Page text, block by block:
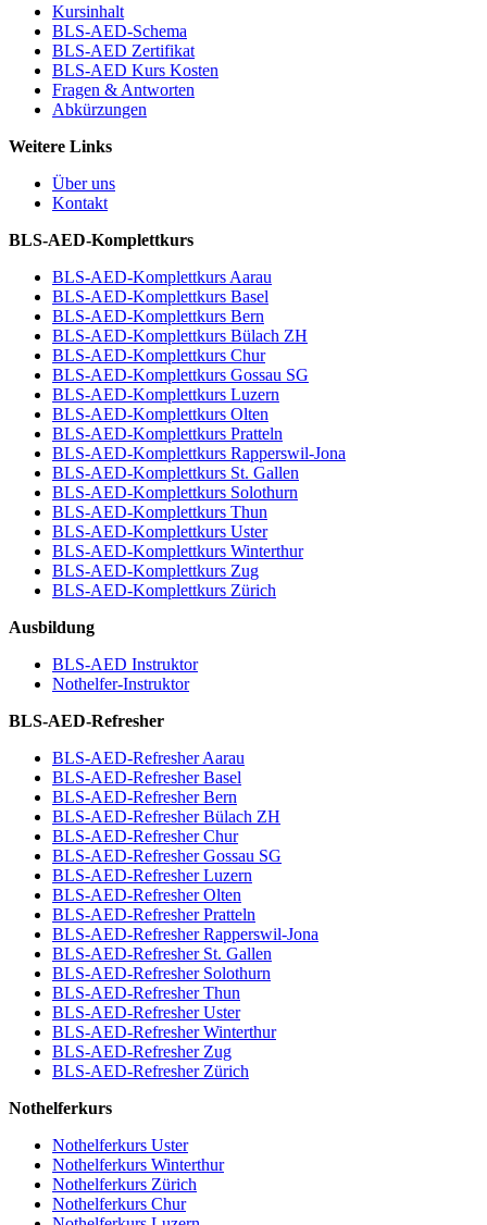
Kursinhalt
BLS-AED-Schema
BLS-AED Zertifikat
BLS-AED Kurs Kosten
Fragen & Antworten
Abkürzungen
Weitere Links
Über uns
Kontakt
BLS-AED-Komplettkurs
BLS-AED-Komplettkurs Aarau
BLS-AED-Komplettkurs Basel
BLS-AED-Komplettkurs Bern
BLS-AED-Komplettkurs Bülach ZH
BLS-AED-Komplettkurs Chur
BLS-AED-Komplettkurs Gossau SG
BLS-AED-Komplettkurs Luzern
BLS-AED-Komplettkurs Olten
BLS-AED-Komplettkurs Pratteln
BLS-AED-Komplettkurs Rapperswil-Jona
BLS-AED-Komplettkurs St. Gallen
BLS-AED-Komplettkurs Solothurn
BLS-AED-Komplettkurs Thun
BLS-AED-Komplettkurs Uster
BLS-AED-Komplettkurs Winterthur
BLS-AED-Komplettkurs Zug
BLS-AED-Komplettkurs Zürich
Ausbildung
BLS-AED Instruktor
Nothelfer-Instruktor
BLS-AED-Refresher
BLS-AED-Refresher Aarau
BLS-AED-Refresher Basel
BLS-AED-Refresher Bern
BLS-AED-Refresher Bülach ZH
BLS-AED-Refresher Chur
BLS-AED-Refresher Gossau SG
BLS-AED-Refresher Luzern
BLS-AED-Refresher Olten
BLS-AED-Refresher Pratteln
BLS-AED-Refresher Rapperswil-Jona
BLS-AED-Refresher St. Gallen
BLS-AED-Refresher Solothurn
BLS-AED-Refresher Thun
BLS-AED-Refresher Uster
BLS-AED-Refresher Winterthur
BLS-AED-Refresher Zug
BLS-AED-Refresher Zürich
Nothelferkurs
Nothelferkurs Uster
Nothelferkurs Winterthur
Nothelferkurs Zürich
Nothelferkurs Chur